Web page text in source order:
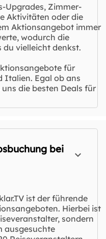
Upgrades, Zimmer-
Aktivitäten oder die
Aktionsangebot immer
wodurch die
du vielleicht denkst.
für
Italien. Egal ob ans
die besten Deals für
bei
ist der führende
Hierbei ist
sondern
ausgesuchte